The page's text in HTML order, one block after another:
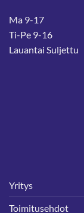
Ma 9-17
Ti-Pe 9-16
Lauantai Suljettu
Yritys
Toimitusehdot